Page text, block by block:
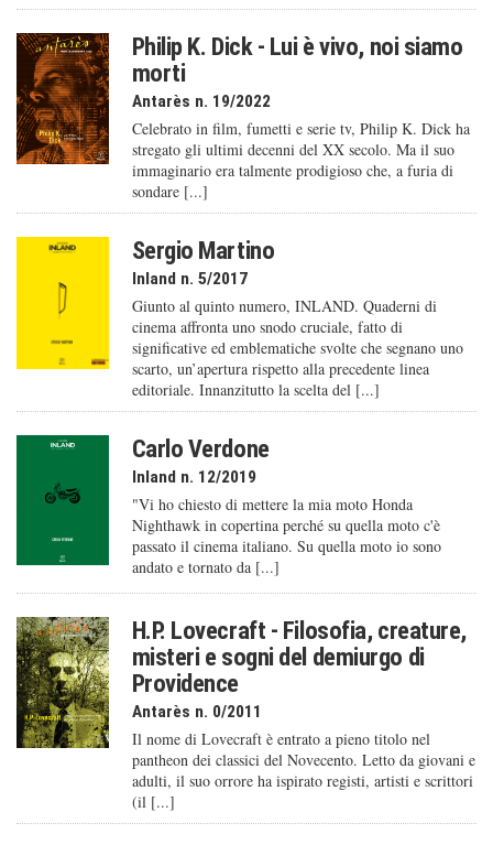
Philip K. Dick - Lui è vivo, noi siamo
morti
Antarès n. 19/2022
Celebrato in film, fumetti e serie tv, Philip K. Dick ha
stregato gli ultimi decenni del XX secolo. Ma il suo
immaginario era talmente prodigioso che, a furia di
sondare [...]
Sergio Martino
Inland n. 5/2017
Giunto al quinto numero, INLAND. Quaderni di
cinema affronta uno snodo cruciale, fatto di
significative ed emblematiche svolte che segnano uno
scarto, un’apertura rispetto alla precedente linea
editoriale. Innanzitutto la scelta del [...]
Carlo Verdone
Inland n. 12/2019
"Vi ho chiesto di mettere la mia moto Honda
Nighthawk in copertina perché su quella moto c'è
passato il cinema italiano. Su quella moto io sono
andato e tornato da [...]
H.P. Lovecraft - Filosofia, creature,
misteri e sogni del demiurgo di
Providence
Antarès n. 0/2011
Il nome di Lovecraft è entrato a pieno titolo nel
pantheon dei classici del Novecento. Letto da giovani e
adulti, il suo orrore ha ispirato registi, artisti e scrittori
(il [...]